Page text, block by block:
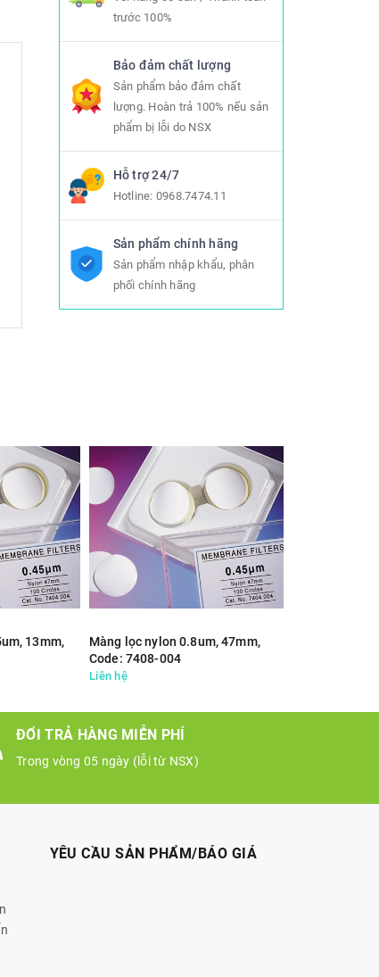
trước 100%
Bảo đảm chất lượng
Sản phẩm bảo đảm chất
lượng. Hoàn trả 100% nếu sản
phẩm bị lỗi do NSX
Hỗ trợ 24/7
Hotline: 0968.7474.11
Sản phẩm chính hãng
Sản phẩm nhập khẩu, phân
phối chính hãng
13mm,
Màng lọc nylon 0.8um, 47mm,
Code: 7408-004
Liên hệ
ĐỔI TRẢ HÀNG MIỄN PHÍ
Trong vòng 05 ngày (lỗi từ NSX)
YÊU CẦU SẢN PHẨM/BÁO GIÁ